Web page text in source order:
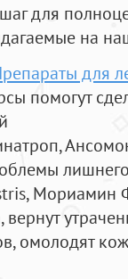
для
на
для
помогут
Мориамин
омолодят